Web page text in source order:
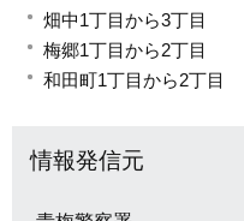
畑中1丁目から3丁目
梅郷1丁目から2丁目
和田町1丁目から2丁目
情報発信元